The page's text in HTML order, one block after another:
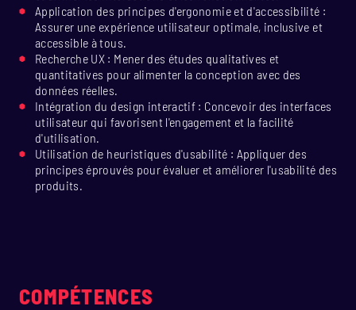
Application des principes d'ergonomie et d'accessibilité :
Assurer une expérience utilisateur optimale, inclusive et
accessible à tous.
Recherche UX : Mener des études qualitatives et
quantitatives pour alimenter la conception avec des
données réelles.
Intégration du design interactif : Concevoir des interfaces
utilisateur qui favorisent l'engagement et la facilité
d'utilisation.
Utilisation de heuristiques d'usabilité : Appliquer des
principes éprouvés pour évaluer et améliorer l'usabilité des
produits.
COMPÉTENCES